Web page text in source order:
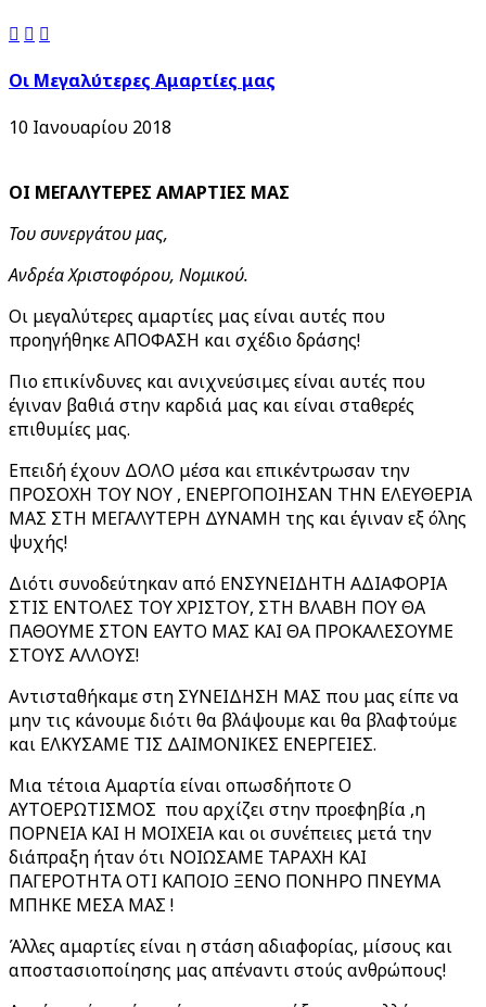
  
Οι Μεγαλύτερες Αμαρτίες μας
10 Ιανουαρίου 2018
ΟΙ ΜΕΓΑΛΥΤΕΡΕΣ ΑΜΑΡΤΙΕΣ ΜΑΣ
Του συνεργάτου μας,
Ανδρέα Χριστοφόρου, Νομικού.
Οι μεγαλύτερες αμαρτίες μας είναι αυτές που
προηγήθηκε ΑΠΟΦΑΣΗ και σχέδιο δράσης!
Πιο επικίνδυνες και ανιχνεύσιμες είναι αυτές που
έγιναν βαθιά στην καρδιά μας και είναι σταθερές
επιθυμίες μας.
Επειδή έχουν ΔΟΛΟ μέσα και επικέντρωσαν την
ΠΡΟΣΟΧΗ ΤΟΥ ΝΟΥ , ΕΝΕΡΓΟΠΟΙΗΣΑΝ ΤΗΝ ΕΛΕΥΘΕΡΙΑ
ΜΑΣ ΣΤΗ ΜΕΓΑΛΥΤΕΡΗ ΔΥΝΑΜΗ της και έγιναν εξ όλης
ψυχής!
Διότι συνοδεύτηκαν από ΕΝΣΥΝΕΙΔΗΤΗ ΑΔΙΑΦΟΡΙΑ
ΣΤΙΣ ΕΝΤΟΛΕΣ ΤΟΥ ΧΡΙΣΤΟΥ, ΣΤΗ ΒΛΑΒΗ ΠΟΥ ΘΑ
ΠΑΘΟΥΜΕ ΣΤΟΝ ΕΑΥΤΟ ΜΑΣ ΚΑΙ ΘΑ ΠΡΟΚΑΛΕΣΟΥΜΕ
ΣΤΟΥΣ ΑΛΛΟΥΣ!
Αντισταθήκαμε στη ΣΥΝΕΙΔΗΣΗ ΜΑΣ που μας είπε να
μην τις κάνουμε διότι θα βλάψουμε και θα βλαφτούμε
και ΕΛΚΥΣΑΜΕ ΤΙΣ ΔΑΙΜΟΝΙΚΕΣ ΕΝΕΡΓΕΙΕΣ.
Μια τέτοια Αμαρτία είναι οπωσδήποτε Ο
ΑΥΤΟΕΡΩΤΙΣΜΟΣ που αρχίζει στην προεφηβία ,η
ΠΟΡΝΕΙΑ ΚΑΙ Η ΜΟΙΧΕΙΑ και οι συνέπειες μετά την
διάπραξη ήταν ότι ΝΟΙΩΣΑΜΕ ΤΑΡΑΧΗ ΚΑΙ
ΠΑΓΕΡΟΤΗΤΑ ΟΤΙ ΚΑΠΟΙΟ ΞΕΝΟ ΠΟΝΗΡΟ ΠΝΕΥΜΑ
ΜΠΗΚΕ ΜΕΣΑ ΜΑΣ !
Άλλες αμαρτίες είναι η στάση αδιαφορίας, μίσους και
αποστασιοποίησης μας απέναντι στούς ανθρώπους!